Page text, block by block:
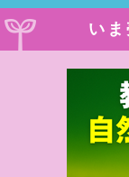
い